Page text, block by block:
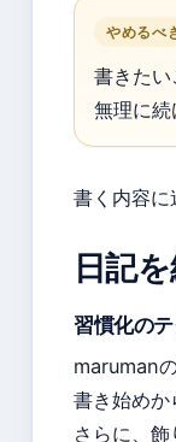
やめるべ
書きた
無理に
書く内容に
日記
習慣化の
maruman
書き始め
さらに、